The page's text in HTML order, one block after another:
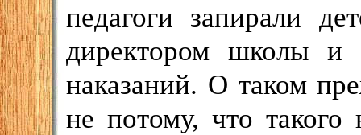
педагоги запирали
директором школы и
наказаний. О таком
не потому, что